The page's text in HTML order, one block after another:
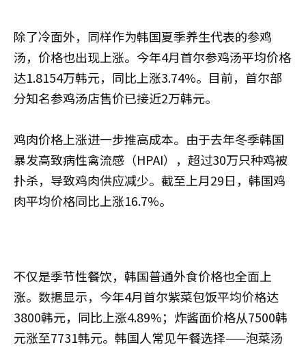
除了冷面外，同样作为韩国夏季养生代表的参鸡
汤，价格也出现上涨。今年4月首尔参鸡汤平均价格
达1.8154万韩元，同比上涨3.74%。目前，首尔部
分知名参鸡汤店售价已接近2万韩元。
鸡肉价格上涨进一步推高成本。由于去年冬季韩国
暴发高致病性禽流感（HPAI），超过30万只种鸡被
扑杀，导致鸡肉供应减少。截至上月29日，韩国鸡
肉平均价格同比上涨16.7%。
不仅是季节性餐饮，韩国普通外食价格也全面上
涨。数据显示，今年4月首尔紫菜包饭平均价格达
3800韩元，同比上涨4.89%；炸酱面价格从7500韩
元涨至7731韩元。韩国人常见午餐选择——泡菜汤